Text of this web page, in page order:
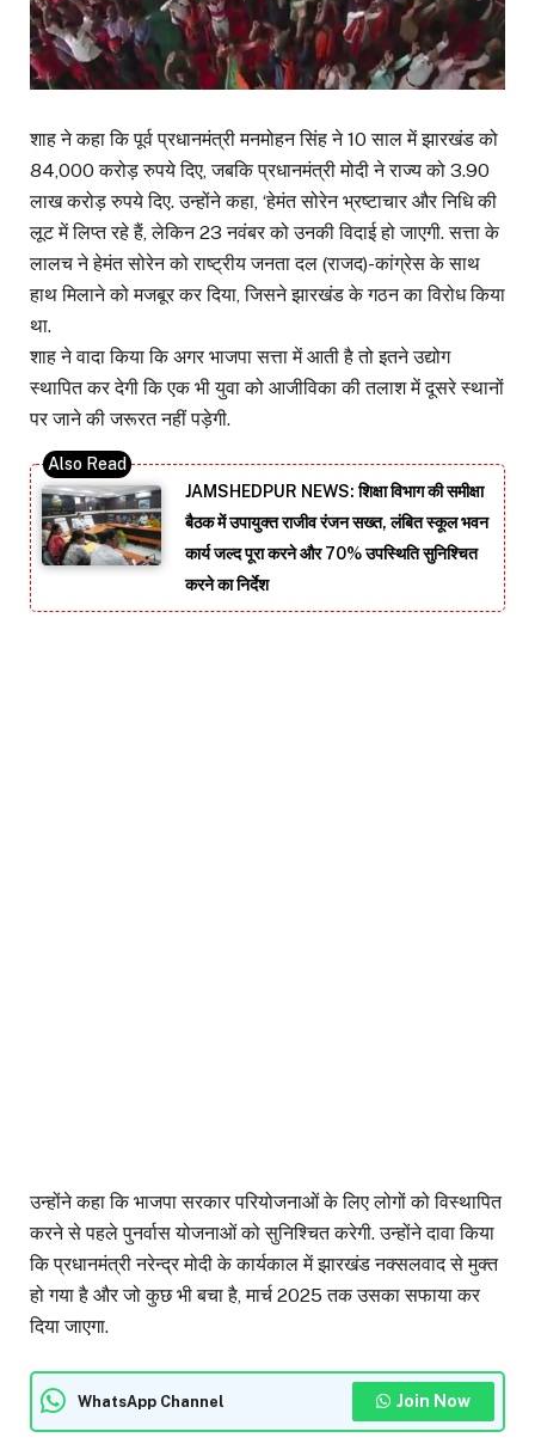
शाह ने कहा कि पूर्व प्रधानमंत्री मनमोहन सिंह ने 10 साल में झारखंड को
84,000 करोड़ रुपये दिए, जबकि प्रधानमंत्री मोदी ने राज्य को 3.90
लाख करोड़ रुपये दिए. उन्होंने कहा, ‘हेमंत सोरेन भ्रष्टाचार और निधि की
लूट में लिप्त रहे हैं, लेकिन 23 नवंबर को उनकी विदाई हो जाएगी. सत्ता के
लालच ने हेमंत सोरेन को राष्ट्रीय जनता दल (राजद)-कांग्रेस के साथ
हाथ मिलाने को मजबूर कर दिया, जिसने झारखंड के गठन का विरोध किया
था.
शाह ने वादा किया कि अगर भाजपा सत्ता में आती है तो इतने उद्योग
स्थापित कर देगी कि एक भी युवा को आजीविका की तलाश में दूसरे स्थानों
पर जाने की जरूरत नहीं पड़ेगी.
JAMSHEDPUR NEWS: शिक्षा विभाग की समीक्षा
बैठक में उपायुक्त राजीव रंजन सख्त, लंबित स्कूल भवन
कार्य जल्द पूरा करने और 70% उपस्थिति सुनिश्चित
करने का निर्देश
उन्होंने कहा कि भाजपा सरकार परियोजनाओं के लिए लोगों को विस्थापित
करने से पहले पुनर्वास योजनाओं को सुनिश्चित करेगी. उन्होंने दावा किया
कि प्रधानमंत्री नरेन्द्र मोदी के कार्यकाल में झारखंड नक्सलवाद से मुक्त
हो गया है और जो कुछ भी बचा है, मार्च 2025 तक उसका सफाया कर
दिया जाएगा.
WhatsApp Channel Join Now